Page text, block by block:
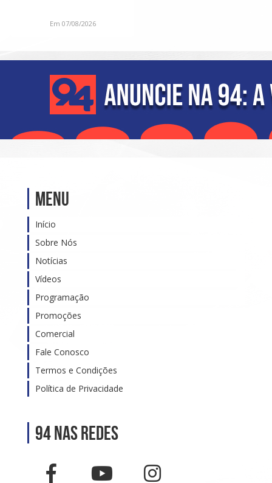
Em 07/08/2026
Menu
Início
Sobre Nós
Notícias
Vídeos
Programação
Promoções
Comercial
Fale Conosco
Termos e Condições
Política de Privacidade
94 nas Redes